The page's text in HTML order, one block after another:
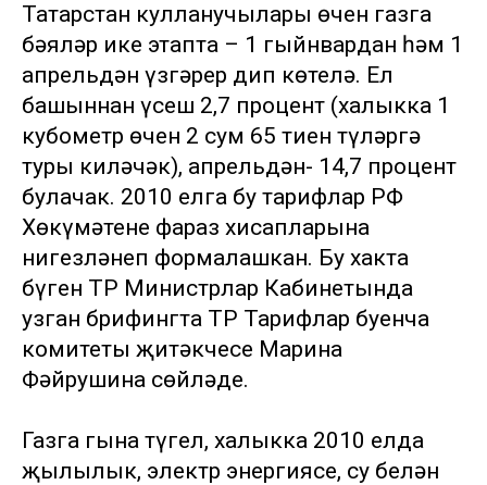
Татарстан кулланучылары өчен газга
бәяләр ике этапта – 1 гыйнвардан һәм 1
апрельдән үзгәрер дип көтелә. Ел
башыннан үсеш 2,7 процент (халыкка 1
кубометр өчен 2 сум 65 тиен түләргә
туры киләчәк), апрельдән- 14,7 процент
булачак. 2010 елга бу тарифлар РФ
Хөкүмәтенең фараз хисапларына
нигезләнеп формалашкан. Бу хакта
бүген ТР Министрлар Кабинетында
узган брифингта ТР Тарифлар буенча
комитеты җитәкчесе Марина
Фәйрушина сөйләде.
Газга гына түгел, халыкка 2010 елда
җылылык, электр энергиясе, су белән